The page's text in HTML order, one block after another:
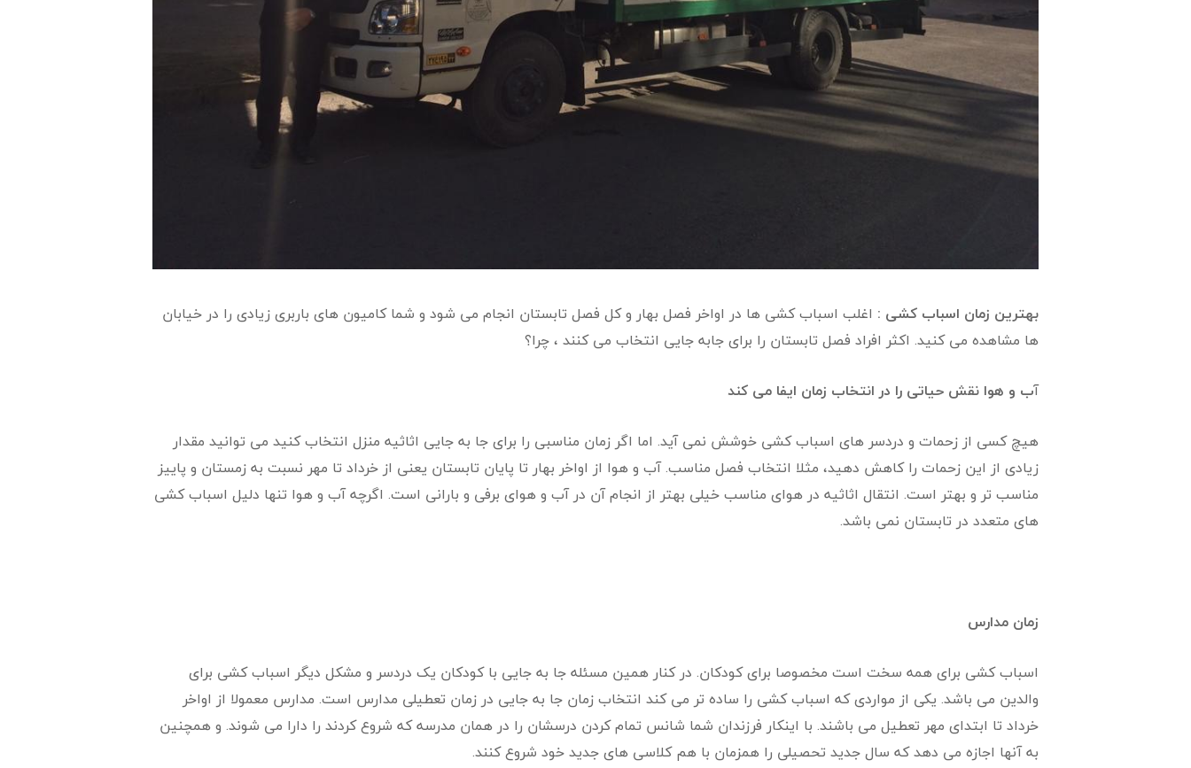
بهترین زمان اسباب کشی : اغلب اسباب کشی ها در اواخر فصل بهار و کل فصل تابستان انجام می شود و شما کامیون های باربری زیادی را در خیابان
ها مشاهده می کنید. اکثر افراد فصل تابستان را برای جابه جایی انتخاب می کنند ، چرا؟
آب و هوا نقش حیاتی را در انتخاب زمان ایفا می کند
هیچ کسی از زحمات و دردسر های اسباب کشی خوشش نمی آید. اما اگر زمان مناسبی را برای جا به جایی اثاثیه منزل انتخاب کنید می توانید مقدار
زیادی از این زحمات را کاهش دهید، مثلا انتخاب فصل مناسب. آب و هوا از اواخر بهار تا پایان تابستان یعنی از خرداد تا مهر نسبت به زمستان و پاییز
مناسب تر و بهتر است. انتقال اثاثیه در هوای مناسب خیلی بهتر از انجام آن در آب و هوای برفی و بارانی است. اگرچه آب و هوا تنها دلیل اسباب کشی
های متعدد در تابستان نمی باشد.
زمان مدارس
اسباب کشی برای همه سخت است مخصوصا برای کودکان. در کنار همین مسئله جا به جایی با کودکان یک دردسر و مشکل دیگر اسباب کشی برای
والدین می باشد. یکی از مواردی که اسباب کشی را ساده تر می کند انتخاب زمان جا به جایی در زمان تعطیلی مدارس است. مدارس معمولا از اواخر
خرداد تا ابتدای مهر تعطیل می باشند. با اینکار فرزندان شما شانس تمام کردن درسشان را در همان مدرسه که شروع کردند را دارا می شوند. و همچنین
به آنها اجازه می دهد که سال جدید تحصیلی را همزمان با هم کلاسی های جدید خود شروع کنند.